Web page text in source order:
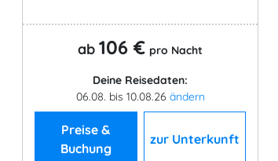
ab 106 € pro Nacht
Deine Reisedaten:
06.08. bis 10.08.26 ändern
Preise &
Buchung
zur Unterkunft